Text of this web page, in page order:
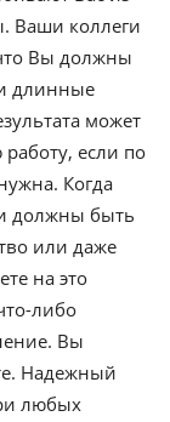
Ваши коллеги
Вы должны
длинные
может
если по
Когда
должны быть
или даже
на это
либо
Вы
Надежный
любых